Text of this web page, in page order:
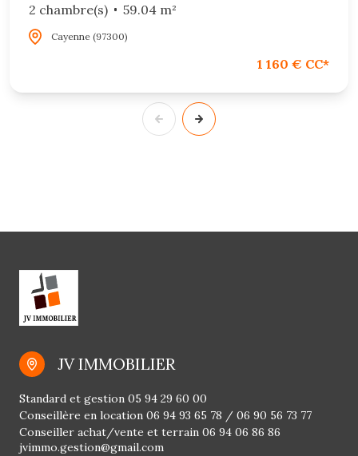
2 chambre(s)
59.04 m²
Cayenne (97300)
1 160 € CC*
JV IMMOBILIER
jvimmo.gestion@gmail.com
Standard et gestion 05 94 29 60 00
Conseillère en location 06 94 93 65 78 / 06 90 56 73 77
Conseiller achat/vente et terrain 06 94 06 86 86